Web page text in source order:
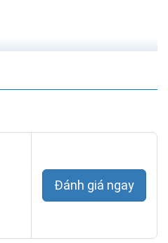
Đánh giá ngay